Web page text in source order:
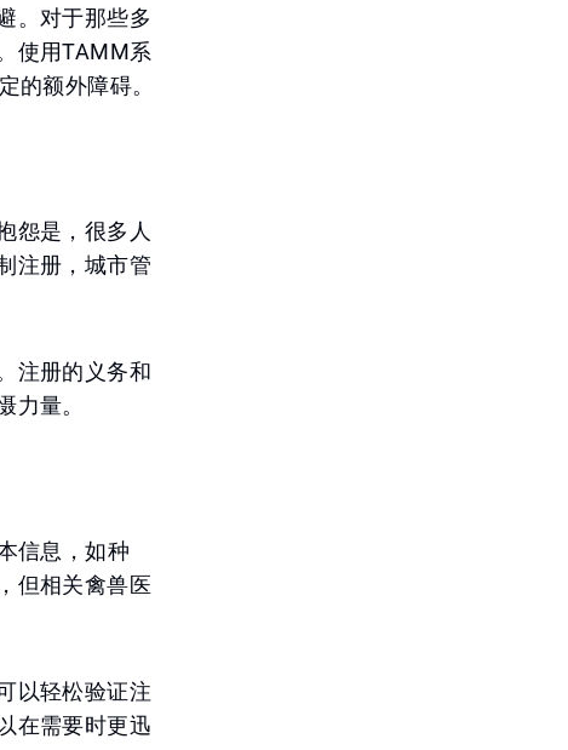
。对于那些多
使用TAMM系
额外障碍。
怨是，很多人
注册，城市管
注册的义务和
力量。
信息，如种
但相关禽兽医
以轻松验证注
在需要时更迅